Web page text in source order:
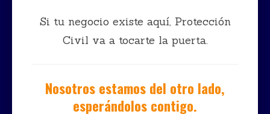
Si tu negocio existe aquí, Protección
Civil va a tocarte la puerta.
Nosotros estamos del otro lado,
esperándolos contigo.